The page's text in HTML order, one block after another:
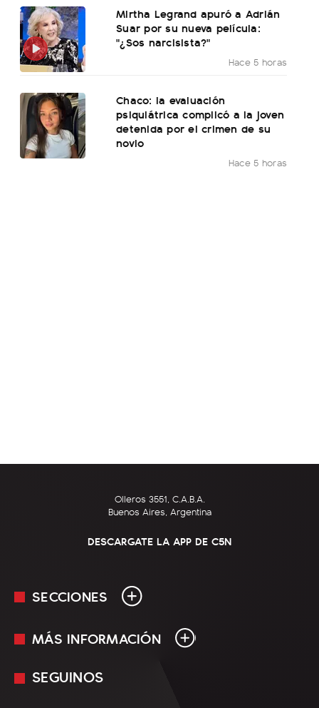
Mirtha Legrand apuró a Adrián
Suar por su nueva película:
"¿Sos narcisista?"
Hace 5 horas
Chaco: la evaluación
psiquiátrica complicó a la joven
detenida por el crimen de su
novio
Hace 5 horas
Olleros 3551, C.A.B.A.
Buenos Aires, Argentina
DESCARGATE LA APP DE C5N
SECCIONES
En Vivo
MÁS INFORMACIÓN
Mediakit
SEGUINOS